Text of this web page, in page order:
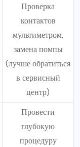
Проверка
контактов
мультиметром,
замена помпы
(лучше обратиться
в сервисный
центр)
Провести
глубокую
процедуру